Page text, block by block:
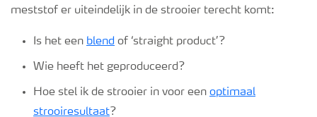
meststof er uiteindelijk in de strooier terecht komt:
Is het een blend of ‘straight product’?
Wie heeft het geproduceerd?
Hoe stel ik de strooier in voor een optimaal
strooiresultaat?